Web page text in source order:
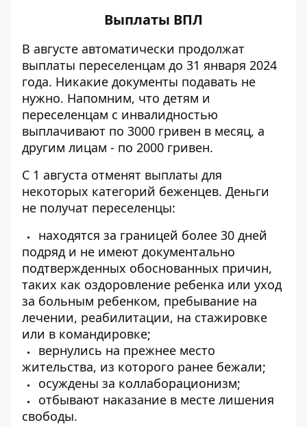
Выплаты ВПЛ
В августе автоматически продолжат
выплаты переселенцам до 31 января 2024
года. Никакие документы подавать не
нужно. Напомним, что детям и
переселенцам с инвалидностью
выплачивают по 3000 гривен в месяц, а
другим лицам - по 2000 гривен.
С 1 августа отменят выплаты для
некоторых категорий беженцев. Деньги
не получат переселенцы:
находятся за границей более 30 дней
подряд и не имеют документально
подтвержденных обоснованных причин,
таких как оздоровление ребенка или уход
за больным ребенком, пребывание на
лечении, реабилитации, на стажировке
или в командировке;
вернулись на прежнее место
жительства, из которого ранее бежали;
осуждены за коллаборационизм;
отбывают наказание в месте лишения
свободы.